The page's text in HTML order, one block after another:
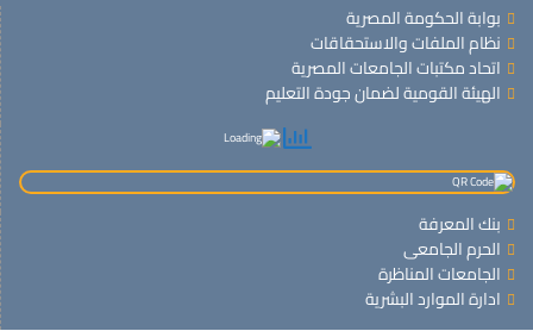
بوابة الحكومة المصرية
نظام الملفات والاستحقاقات
اتحاد مكتبات الجامعات المصرية
الهيئة القومية لضمان جودة التعليم
بنك المعرفة
الحرم الجامعى
الجامعات المناظرة
ادارة الموارد البشرية